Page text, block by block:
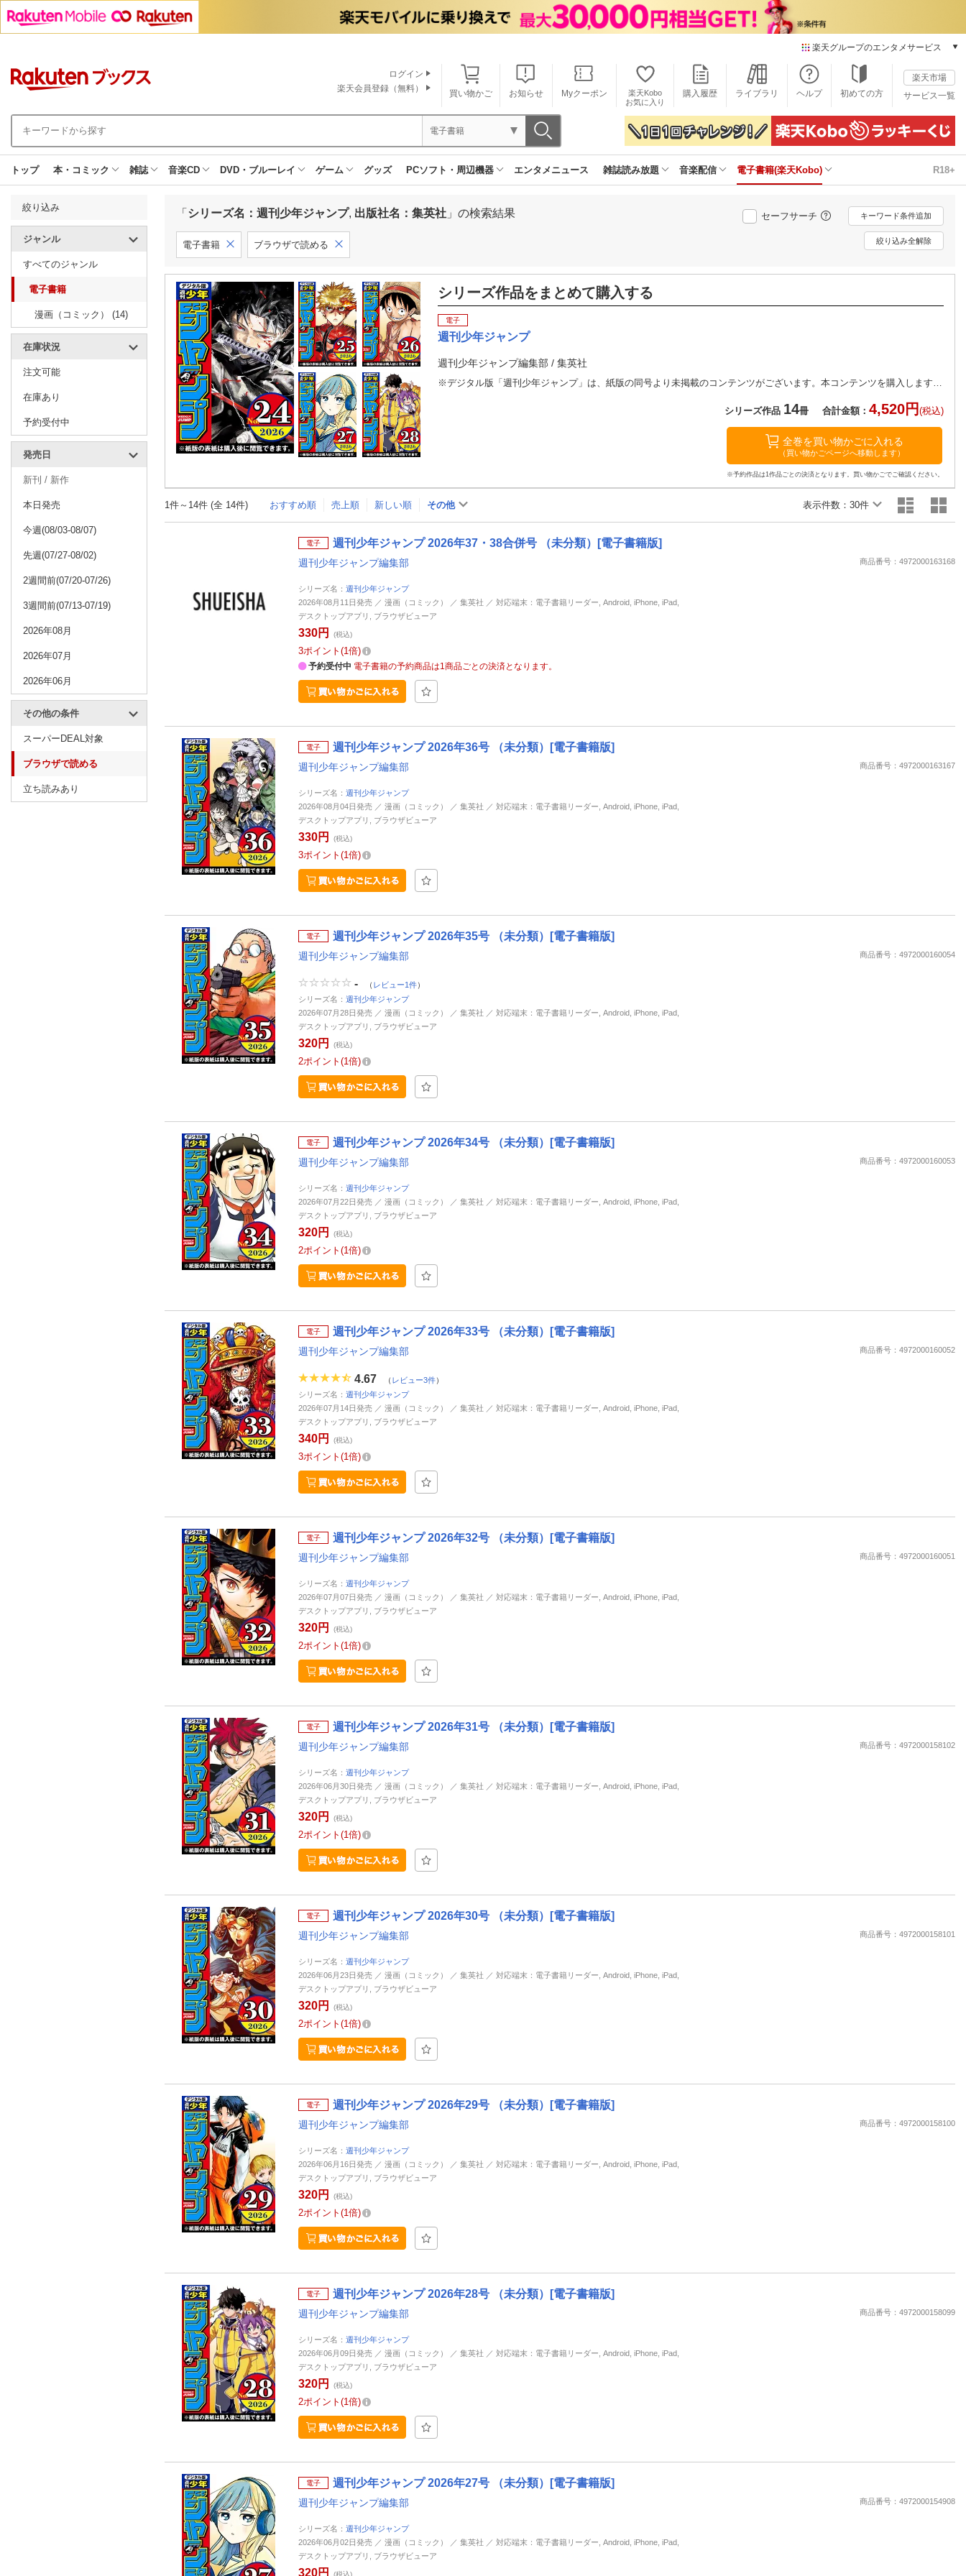
楽天グループのエンタメサービス
本/ゲーム/CD/DVD
楽天ブックス
電子書籍
楽天Kobo
雑誌読み放題
楽天ミュージック
動画配信
楽天TV
動画配信ガイド
無料テレビ
チケット
買い物かご お知らせ Myクーポン
楽天Kobo
お気に入り
購入履歴 ライブラリ ヘルプ 初めての方
楽天市場
サービス一覧
ログイン
楽天会員登録（無料）
電子書籍
トップ 本・コミック 雑誌 音楽CD DVD・ブルーレイ ゲーム グッズ PCソフト・周辺機器 エンタメニュース 雑誌読み放題 音楽配信 電子書籍(楽天Kobo) R18+
絞り込み
ジャンル
すべてのジャンル
電子書籍
漫画（コミック） (14)
在庫状況
注文可能
在庫あり
予約受付中
発売日
新刊 / 新作
本日発売
今週(08/03-08/07)
先週(07/27-08/02)
2週間前(07/20-07/26)
3週間前(07/13-07/19)
2026年08月
2026年07月
2026年06月
その他の条件
スーパーDEAL対象
ブラウザで読める
立ち読みあり
「 シリーズ名：週刊少年ジャンプ, 出版社名：集英社 」の検索結果 セーフサーチ キーワード条件追加
電子書籍 ブラウザで読める 絞り込み全解除
シリーズ作品をまとめて購入する
電子
週刊少年ジャンプ
週刊少年ジャンプ編集部 / 集英社
シリーズ作品 14冊 合計金額： 4,520円 (税込)
全巻を買い物かごに入れる
（買い物かごページへ移動します）
※予約作品は1作品ごとの決済となります。買い物かごでご確認ください。
1件～14件 (全 14件) おすすめ順 売上順 新しい順 その他 表示件数： 30件
電子 週刊少年ジャンプ 2026年37・38合併号 （未分類）[電子書籍版]
週刊少年ジャンプ編集部 商品番号：4972000163168
シリーズ名： 週刊少年ジャンプ
2026年08月11日発売 ／ 漫画（コミック） ／ 集英社 ／ 対応端末：電子書籍リーダー, Android, iPhone, iPad,
デスクトップアプリ, ブラウザビューア
330円 (税込)
3ポイント 1倍
予約受付中 電子書籍の予約商品は1商品ごとの決済となります。
電子 週刊少年ジャンプ 2026年36号 （未分類）[電子書籍版]
週刊少年ジャンプ編集部 商品番号：4972000163167
シリーズ名： 週刊少年ジャンプ
2026年08月04日発売 ／ 漫画（コミック） ／ 集英社 ／ 対応端末：電子書籍リーダー, Android, iPhone, iPad,
デスクトップアプリ, ブラウザビューア
330円 (税込)
3ポイント 1倍
電子 週刊少年ジャンプ 2026年35号 （未分類）[電子書籍版]
週刊少年ジャンプ編集部 商品番号：4972000160054
- （ レビュー1件）
シリーズ名： 週刊少年ジャンプ
2026年07月28日発売 ／ 漫画（コミック） ／ 集英社 ／ 対応端末：電子書籍リーダー, Android, iPhone, iPad,
デスクトップアプリ, ブラウザビューア
320円 (税込)
2ポイント 1倍
電子 週刊少年ジャンプ 2026年34号 （未分類）[電子書籍版]
週刊少年ジャンプ編集部 商品番号：4972000160053
シリーズ名： 週刊少年ジャンプ
2026年07月22日発売 ／ 漫画（コミック） ／ 集英社 ／ 対応端末：電子書籍リーダー, Android, iPhone, iPad,
デスクトップアプリ, ブラウザビューア
320円 (税込)
2ポイント 1倍
電子 週刊少年ジャンプ 2026年33号 （未分類）[電子書籍版]
週刊少年ジャンプ編集部 商品番号：4972000160052
4.67 （ レビュー3件）
シリーズ名： 週刊少年ジャンプ
2026年07月14日発売 ／ 漫画（コミック） ／ 集英社 ／ 対応端末：電子書籍リーダー, Android, iPhone, iPad,
デスクトップアプリ, ブラウザビューア
340円 (税込)
3ポイント 1倍
電子 週刊少年ジャンプ 2026年32号 （未分類）[電子書籍版]
週刊少年ジャンプ編集部 商品番号：4972000160051
シリーズ名： 週刊少年ジャンプ
2026年07月07日発売 ／ 漫画（コミック） ／ 集英社 ／ 対応端末：電子書籍リーダー, Android, iPhone, iPad,
デスクトップアプリ, ブラウザビューア
320円 (税込)
2ポイント 1倍
電子 週刊少年ジャンプ 2026年31号 （未分類）[電子書籍版]
週刊少年ジャンプ編集部 商品番号：4972000158102
シリーズ名： 週刊少年ジャンプ
2026年06月30日発売 ／ 漫画（コミック） ／ 集英社 ／ 対応端末：電子書籍リーダー, Android, iPhone, iPad,
デスクトップアプリ, ブラウザビューア
320円 (税込)
2ポイント 1倍
電子 週刊少年ジャンプ 2026年30号 （未分類）[電子書籍版]
週刊少年ジャンプ編集部 商品番号：4972000158101
シリーズ名： 週刊少年ジャンプ
2026年06月23日発売 ／ 漫画（コミック） ／ 集英社 ／ 対応端末：電子書籍リーダー, Android, iPhone, iPad,
デスクトップアプリ, ブラウザビューア
320円 (税込)
2ポイント 1倍
電子 週刊少年ジャンプ 2026年29号 （未分類）[電子書籍版]
週刊少年ジャンプ編集部 商品番号：4972000158100
シリーズ名： 週刊少年ジャンプ
2026年06月16日発売 ／ 漫画（コミック） ／ 集英社 ／ 対応端末：電子書籍リーダー, Android, iPhone, iPad,
デスクトップアプリ, ブラウザビューア
320円 (税込)
2ポイント 1倍
電子 週刊少年ジャンプ 2026年28号 （未分類）[電子書籍版]
週刊少年ジャンプ編集部 商品番号：4972000158099
シリーズ名： 週刊少年ジャンプ
2026年06月09日発売 ／ 漫画（コミック） ／ 集英社 ／ 対応端末：電子書籍リーダー, Android, iPhone, iPad,
デスクトップアプリ, ブラウザビューア
320円 (税込)
2ポイント 1倍
電子 週刊少年ジャンプ 2026年27号 （未分類）[電子書籍版]
週刊少年ジャンプ編集部 商品番号：4972000154908
シリーズ名： 週刊少年ジャンプ
2026年06月02日発売 ／ 漫画（コミック） ／ 集英社 ／ 対応端末：電子書籍リーダー, Android, iPhone, iPad,
デスクトップアプリ, ブラウザビューア
320円 (税込)